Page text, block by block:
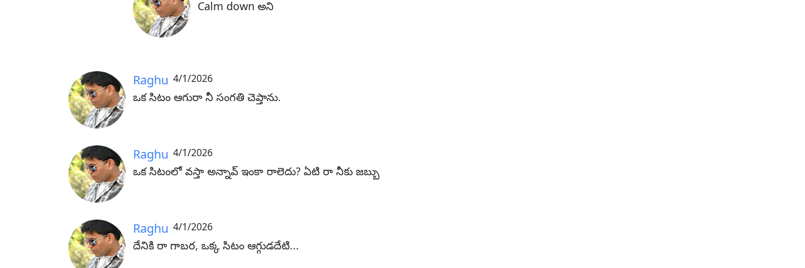
Calm down అని
Raghu 4/1/2026
ఒక సిటం ఆగురా నీ సంగతి చెప్తాను.
Raghu 4/1/2026
ఒక సిటంలో వస్తా అన్నావ్ ఇంకా రాలెదు? ఏటి రా నీకు జబ్బు
Raghu 4/1/2026
దేనికి రా గాబర, ఒక్క సిటం ఆగ్గుడదేటి...